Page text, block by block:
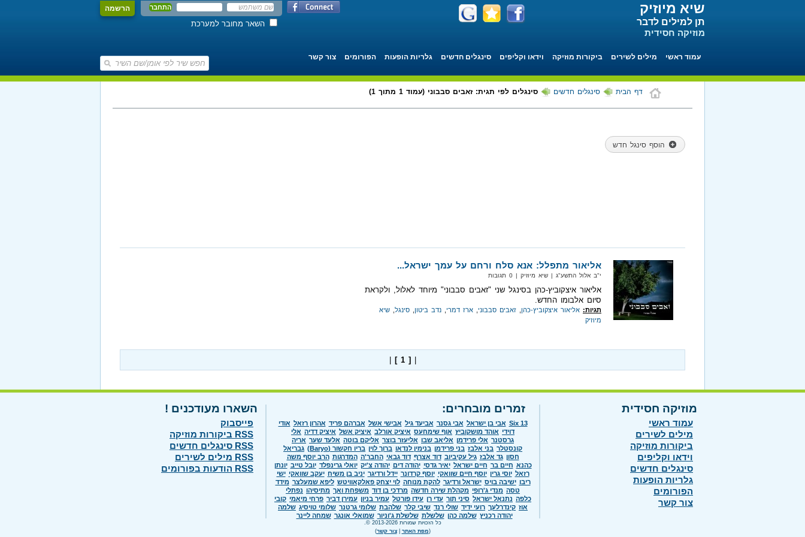
הרשמה
השאר מחובר למערכת
שיא מיוזיק
תן למילים לדבר
מוזיקה חסידית
עמוד ראשי מילים לשירים ביקורות מוזיקה וידאו וקליפים סינגלים חדשים גלריות הופעות הפורומים צור קשר
דף הבית סינגלים חדשים סינגלים לפי תגית: זאבים סבבוני (עמוד 1 מתוך 1)
הוסף סינגל חדש
אליאור מתפלל: אנא סלח ורחם על עמך ישראל...
י"ב אלול התשע"ג‏ | שיא מיוזיק‏ | 0 תגובות
אליאור איצקוביץ-כהן בסינגל שני "זאבים סבבוני" מיוחד לאלול, ולקראת
סיום אלבומו החדש.
תגיות: אליאור איצקוביץ-כהן זאבים סבבוני ארז דמרי נדב ביטון סינגל
שיא
מיוזיק
[ 1 ]
מוזיקה חסידית
עמוד ראשי
מילים לשירים
ביקורות מוזיקה
וידאו וקליפים
סינגלים חדשים
גלריות הופעות
הפורומים
צור קשר
זמרים מובחרים:
Six 13 אבי בן ישראל אבי גסנר אביעד גיל אבישי אשל אברהם פריד אהרון רזאל אודי
דוידי אוהד מושקוביץ אוף שימחעס איציק אורלב איציק אשל איציק דדיה אלי
גרסטנר אלי פרידמן אליאב שבו אליעזר בוצר אליקם בוטה אלעד שער אריה
קונסטלר בני אלבז בני פרידמן בנימין לנדאו ברוך לוין בריו חקשור (Baryo)
גבריאל
חסון גד אלבז גיל עקיביוב דוד אצרף דוד גבאי החבר'ה המדרגות הרב יוסף משה
כהנא חיים בר חיים ישראל יאיר גדסי יהודה דים יהודה צ'יק יואלי גרינפלד יובל טייב יונתן
רזאל יוסי גרין יוסף חיים שוואקי יוסף קרדונר יידל ורדיגר יניב בן משיח יעקב שוואקי ישי
ריבו ישיבה בויס ישראל ורדיגר להקת מנוחה לוי יצחק פאלקאוויטש ליפא שמעלצר מידד
טסה מנדי ג'רופי מקהלת שירה חדשה מרדכי בן דוד משפחת ואך מתיסיהו נפתלי
כלפה נתנאל ישראל סיני תור עדי רן עידו פורטל עמיר בניון עמירן דביר פרחי מיאמי קובי
אוז קינדרלעך רועי ידיד שולי רנד שיבי קלר שלהבת שלומי גרטנר שלומי טויסיג שלמה
יהודה רכניץ שלמה כהן שלשלת שלשלת ג'וניור שמואלי אונגר שמחה ליינר
השארו מעודכנים !
פייסבוק
RSS ביקורות מוזיקה
RSS סינגלים חדשים
RSS מילים לשירים
RSS הודעות בפורומים
כל הזכויות שמורות 2013-2026 ©.
(מפת האתר |צור קשר)